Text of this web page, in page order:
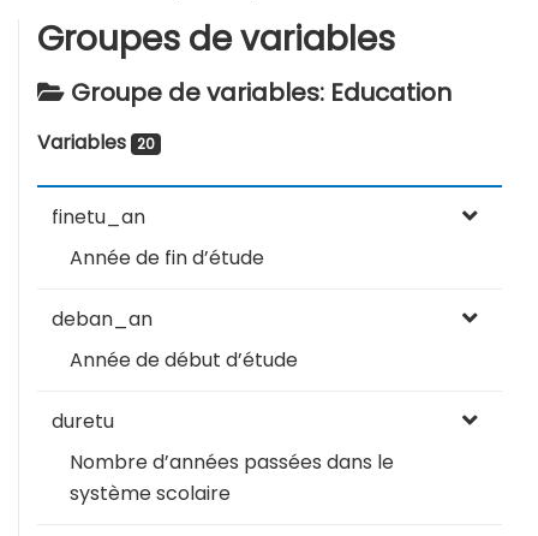
Groupes de variables
Groupe de variables: Education
Variables 20
finetu_an
Année de fin d’étude
deban_an
Année de début d’étude
duretu
Nombre d’années passées dans le
système scolaire